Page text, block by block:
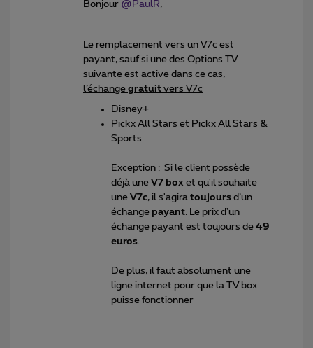
Bonjour @PaulR,
Le remplacement vers un V7c est
payant, sauf si une des Options TV
suivante est active dans ce cas,
l’échange gratuit vers V7c
Disney+
Pickx All Stars et Pickx All Stars &
Sports
Exception : Si le client possède
déjà une V7 box et qu'il souhaite
une V7c, il s'agira toujours d’un
échange payant . Le prix d'un
échange payant est toujours de 49
euros
De plus, il faut absolument une
ligne internet pour que la TV box
puisse fonctionner